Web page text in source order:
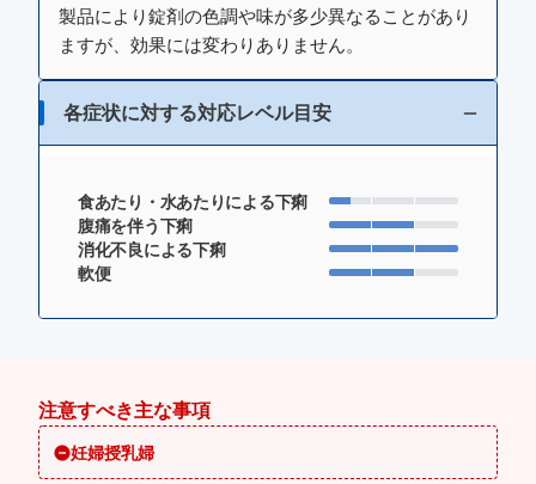
製品により錠剤の色調や味が多少異なることがあり
ますが、効果には変わりありません。
各症状に対する対応レベル目安
食あたり・水あたりによる下痢
腹痛を伴う下痢
消化不良による下痢
軟便
注意すべき主な事項
妊婦授乳婦